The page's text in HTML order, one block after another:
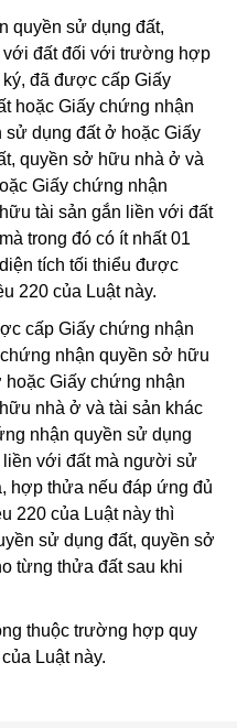
quyền sử dụng đất,
đất đối với trường hợp
đã được cấp Giấy
hoặc Giấy chứng nhận
dụng đất ở hoặc Giấy
quyền sở hữu nhà ở và
Giấy chứng nhận
tài sản gắn liền với đất
trong đó có ít nhất 01
tích tối thiểu được
220 của Luật này.
cấp Giấy chứng nhận
nhận quyền sở hữu
Giấy chứng nhận
nhà ở và tài sản khác
nhận quyền sử dụng
liền với đất mà người sử
hợp thửa nếu đáp ứng đủ
220 của Luật này thì
sử dụng đất, quyền sở
từng thửa đất sau khi
thuộc trường hợp quy
Luật này.